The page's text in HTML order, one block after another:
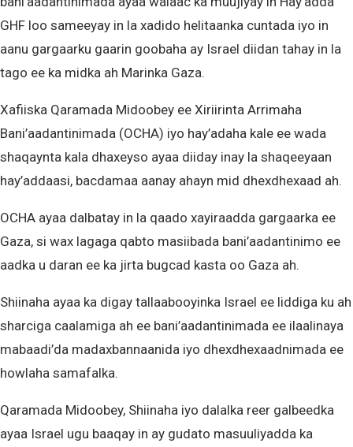
GHF loo sameeyay in la xadido helitaanka cuntada iyo in
aanu gargaarku gaarin goobaha ay Israel diidan tahay in la
tago ee ka midka ah Marinka Gaza.
Xafiiska Qaramada Midoobey ee Xiriirinta Arrimaha
Bani’aadantinimada (OCHA) iyo hay’adaha kale ee wada
shaqaynta kala dhaxeyso ayaa diiday inay la shaqeeyaan
hay’addaasi, bacdamaa aanay ahayn mid dhexdhexaad ah.
OCHA ayaa dalbatay in la qaado xayiraadda gargaarka ee
Gaza, si wax lagaga qabto masiibada bani’aadantinimo ee
aadka u daran ee ka jirta bugcad kasta oo Gaza ah.
Shiinaha ayaa ka digay tallaabooyinka Israel ee liddiga ku ah
sharciga caalamiga ah ee bani’aadantinimada ee ilaalinaya
mabaadi’da madaxbannaanida iyo dhexdhexaadnimada ee
howlaha samafalka.
Qaramada Midoobey, Shiinaha iyo dalalka reer galbeedka
ayaa Israel ugu baaqay in ay gudato masuuliyadda ka